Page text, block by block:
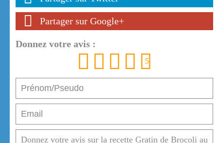
Partager sur Google+
Donnez votre avis :
5